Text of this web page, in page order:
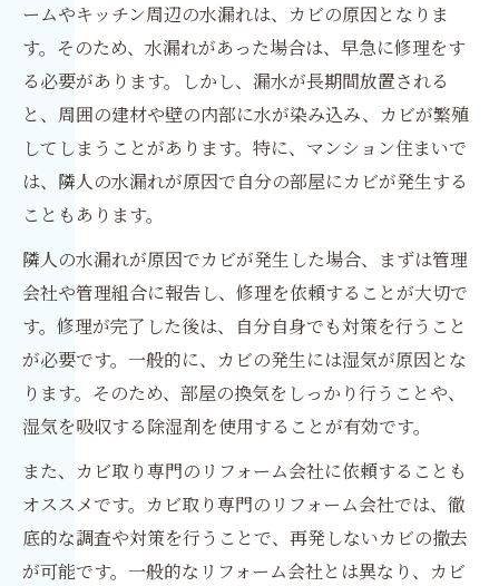
ームやキッチン周辺の水漏れは、カビの原因となりま
す。そのため、水漏れがあった場合は、早急に修理をす
る必要があります。しかし、漏水が長期間放置される
と、周囲の建材や壁の内部に水が染み込み、カビが繁殖
してしまうことがあります。特に、マンション住まいで
は、隣人の水漏れが原因で自分の部屋にカビが発生する
こともあります。
隣人の水漏れが原因でカビが発生した場合、まずは管理
会社や管理組合に報告し、修理を依頼することが大切で
す。修理が完了した後は、自分自身でも対策を行うこと
が必要です。一般的に、カビの発生には湿気が原因とな
ります。そのため、部屋の換気をしっかり行うことや、
湿気を吸収する除湿剤を使用することが有効です。
また、カビ取り専門のリフォーム会社に依頼することも
オススメです。カビ取り専門のリフォーム会社では、徹
底的な調査や対策を行うことで、再発しないカビの撤去
が可能です。一般的なリフォーム会社とは異なり、カビ